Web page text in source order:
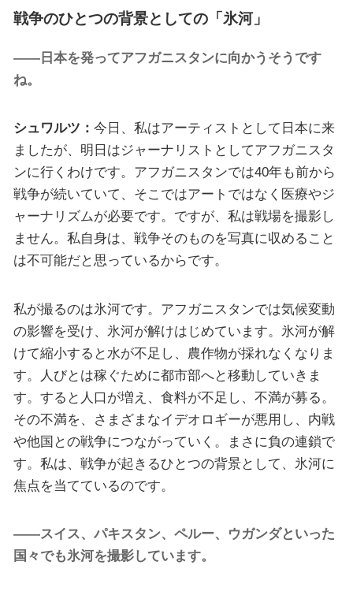
戦争のひとつの背景としての「氷河」
——日本を発ってアフガニスタンに向かうそうです
ね。
シュワルツ： 今日、私はアーティストとして日本に来
ましたが、明日はジャーナリストとしてアフガニスタ
ンに行くわけです。アフガニスタンでは40年も前から
戦争が続いていて、そこではアートではなく医療やジ
ャーナリズムが必要です。ですが、私は戦場を撮影し
ません。私自身は、戦争そのものを写真に収めること
は不可能だと思っているからです。
私が撮るのは氷河です。アフガニスタンでは気候変動
の影響を受け、氷河が解けはじめています。氷河が解
けて縮小すると水が不足し、農作物が採れなくなりま
す。人びとは稼ぐために都市部へと移動していきま
す。すると人口が増え、食料が不足し、不満が募る。
その不満を、さまざまなイデオロギーが悪用し、内戦
や他国との戦争につながっていく。まさに負の連鎖で
す。私は、戦争が起きるひとつの背景として、氷河に
焦点を当てているのです。
——スイス、パキスタン、ペルー、ウガンダといった
国々でも氷河を撮影しています。